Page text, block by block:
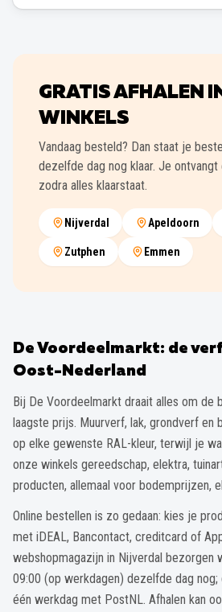
GRATIS AFHALEN
WINKELS
Vandaag besteld? Dan staat je
dezelfde dag nog klaar. Je ontvangt
zodra alles klaarstaat.
Nijverdal Apeldoorn
Zutphen Emmen
De Voordeelmarkt: de
Oost-Nederland
Bij De Voordeelmarkt draait alles om de
laagste prijs. Muurverf, lak, grondverf en
op elke gewenste RAL-kleur, terwijl je
onze winkels gereedschap, elektra,
producten, allemaal voor bodemprijzen,
Online bestellen is zo gedaan: kies je
met iDEAL, Bancontact, creditcard of
webshopmagazijn in Nijverdal bezorgen
09:00 (op werkdagen) dezelfde dag
één werkdag met PostNL. Afhalen kan